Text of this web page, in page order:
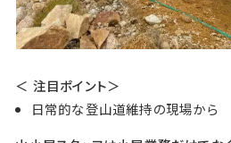
＜ 注目ポイント＞
日常的な登山道維持の現場から